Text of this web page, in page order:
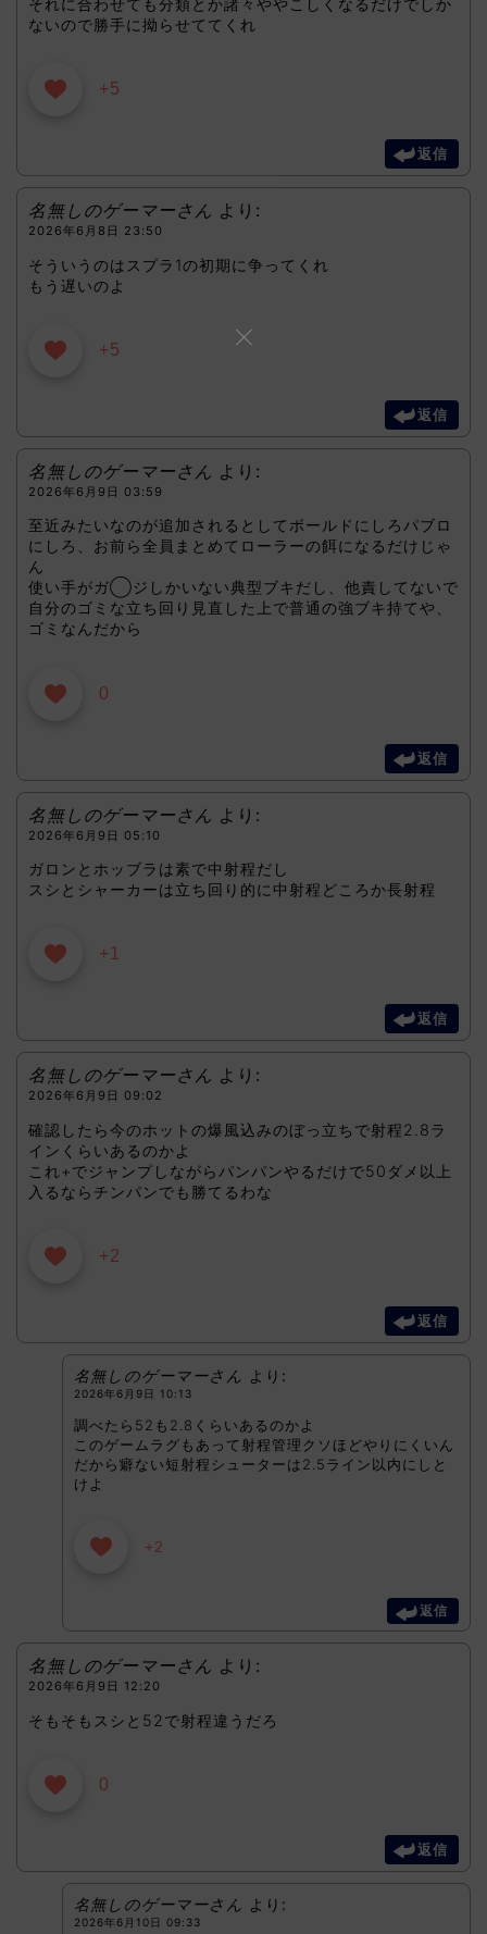
ないので勝手に拗らせててくれ
+5
返信
名無しのゲーマーさん より:
2026年6月8日 23:50
そういうのはスプラ1の初期に争ってくれ
もう遅いのよ
+5
返信
名無しのゲーマーさん より:
2026年6月9日 03:59
至近みたいなのが追加されるとしてボールドにしろパブロ
にしろ、お前ら全員まとめてローラーの餌になるだけじゃ
ん
使い手がガ◯ジしかいない典型ブキだし、他責してないで
自分のゴミな立ち回り見直した上で普通の強ブキ持てや、
ゴミなんだから
0
返信
名無しのゲーマーさん より:
2026年6月9日 05:10
ガロンとホッブラは素で中射程だし
スシとシャーカーは立ち回り的に中射程どころか長射程
+1
返信
名無しのゲーマーさん より:
2026年6月9日 09:02
確認したら今のホットの爆風込みのぼっ立ちで射程2.8ラ
インくらいあるのかよ
これ+でジャンプしながらパンパンやるだけで50ダメ以上
入るならチンパンでも勝てるわな
+2
返信
名無しのゲーマーさん より:
2026年6月9日 10:13
調べたら52も2.8くらいあるのかよ
このゲームラグもあって射程管理クソほどやりにくいん
だから癖ない短射程シューターは2.5ライン以内にしと
けよ
+2
返信
名無しのゲーマーさん より:
2026年6月9日 12:20
そもそもスシと52で射程違うだろ
0
返信
名無しのゲーマーさん より:
2026年6月10日 09:33